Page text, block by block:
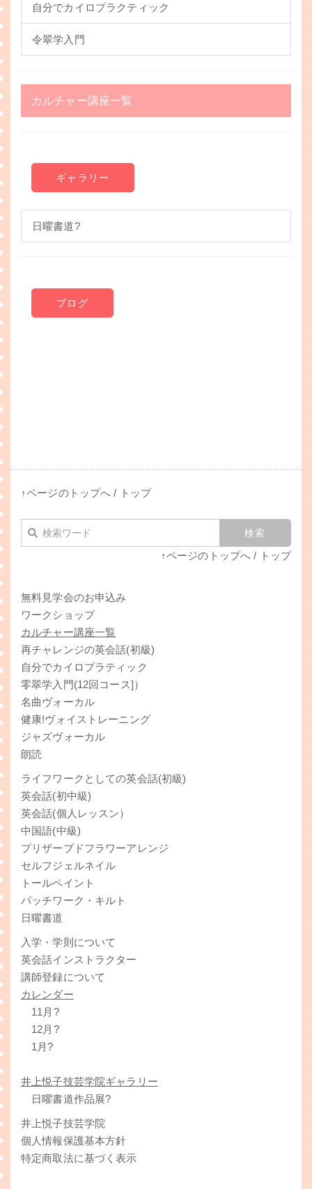
自分でカイロプラクティック
令翠学入門
カルチャー講座一覧
ギャラリー
日曜書道?
ブログ
↑ページのトップへ / トップ
↑ページのトップへ / トップ
無料見学会のお申込み
ワークショップ
カルチャー講座一覧
再チャレンジの英会話(初級)
自分でカイロプラティック
零翠学入門(12回コース]）
名曲ヴォーカル
健康!ヴォイストレーニング
ジャズヴォーカル
朗読
ライフワークとしての英会話(初級)
英会話(初中級)
英会話(個人レッスン）
中国語(中級)
プリザーブドフラワーアレンジ
セルフジェルネイル
トールペイント
パッチワーク・キルト
日曜書道
入学・学則について
英会話インストラクター
講師登録について
カレンダー
11月?
12月?
1月?
井上悦子技芸学院ギャラリー
日曜書道作品展?
井上悦子技芸学院
個人情報保護基本方針
特定商取法に基づく表示